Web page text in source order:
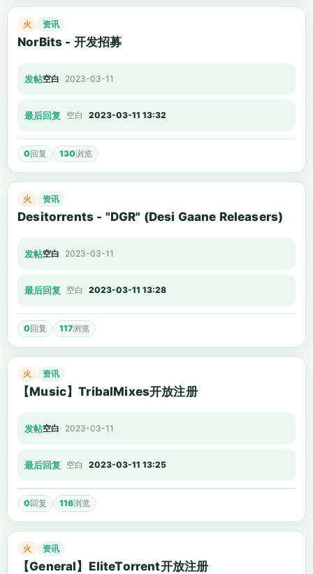
火 资讯
NorBits - 开发招募
发帖空白 2023-03-11
最后回复 空白 2023-03-11 13:32
0回复 130浏览
火 资讯
Desitorrents - "DGR" (Desi Gaane Releasers)
发帖空白 2023-03-11
最后回复 空白 2023-03-11 13:28
0回复 117浏览
火 资讯
【Music】TribalMixes开放注册
发帖空白 2023-03-11
最后回复 空白 2023-03-11 13:25
0回复 116浏览
火 资讯
【General】EliteTorrent开放注册